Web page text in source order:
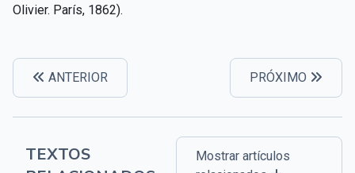
Olivier. París, 1862).
ANTERIOR PRÓXIMO
TEXTOS
Mostrar artículos